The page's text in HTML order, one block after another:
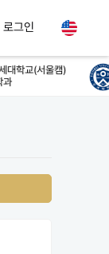
로그인
학교(서울캠)